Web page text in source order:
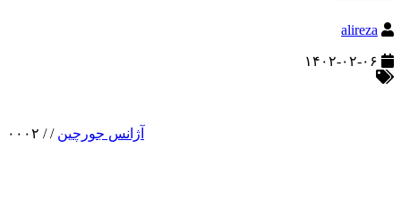
alireza
آژانس جورچین /
/ ۰۰۰۲